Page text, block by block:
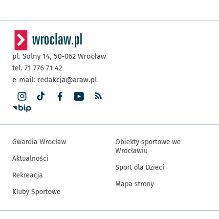
pl. Solny 14, 50-062 Wrocław
tel. 71 776 71 42
e-mail: redakcja@araw.pl
Gwardia Wrocław
Aktualności
Rekreacja
Kluby Sportowe
Obiekty sportowe we
Wrocławiu
Sport dla Dzieci
Mapa strony